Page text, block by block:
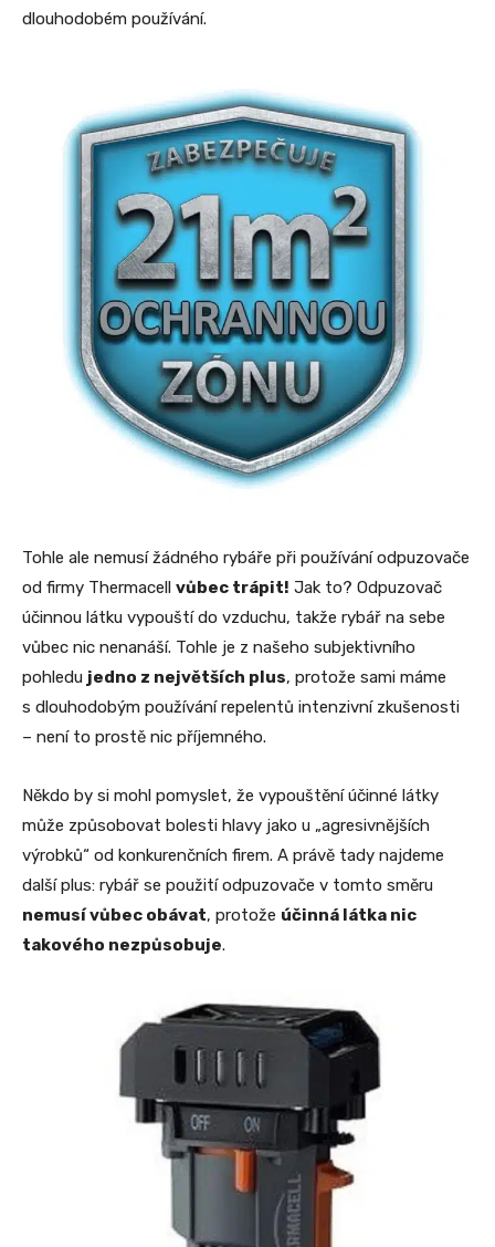
dlouhodobém používání.
Tohle ale nemusí žádného rybáře při používání odpuzovače
od firmy Thermacell vůbec trápit! Jak to? Odpuzovač
účinnou látku vypouští do vzduchu, takže rybář na sebe
vůbec nic nenanáší. Tohle je z našeho subjektivního
pohledu jedno z největších plus, protože sami máme
s dlouhodobým používání repelentů intenzivní zkušenosti
– není to prostě nic příjemného.
Někdo by si mohl pomyslet, že vypouštění účinné látky
může způsobovat bolesti hlavy jako u „agresivnějších
výrobků“ od konkurenčních firem. A právě tady najdeme
další plus: rybář se použití odpuzovače v tomto směru
nemusí vůbec obávat, protože účinná látka nic
takového nezpůsobuje.